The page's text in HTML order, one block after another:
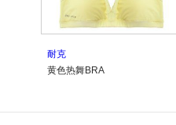
耐克
黄色热舞BRA